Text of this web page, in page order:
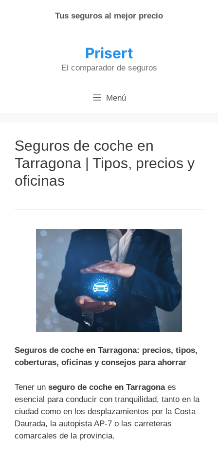
Tus seguros al mejor precio
Prisert
El comparador de seguros
Menú
Seguros de coche en
Tarragona | Tipos, precios y
oficinas
Seguros de coche en Tarragona: precios, tipos,
coberturas, oficinas y consejos para ahorrar
Tener un seguro de coche en Tarragonaes
esencial para conducir con tranquilidad, tanto en la
ciudad como en los desplazamientos por la Costa
Daurada, la autopista AP-7 o las carreteras
comarcales de la provincia.